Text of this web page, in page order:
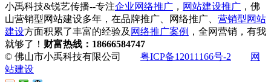
小禹科技&锐艺传播--专注企业网络推广 ， 网站建设推广 ，佛
山营销型网站建设多年，在品牌推广、网络推广、 营销型网站
建设方面积累了丰富的经验及 网络推广案例 ，全网营销，有我
就够了！ 财富热线：18666584747
© 佛山市小禹科技有限公司 粤ICP备12011166号-2
网
站建设